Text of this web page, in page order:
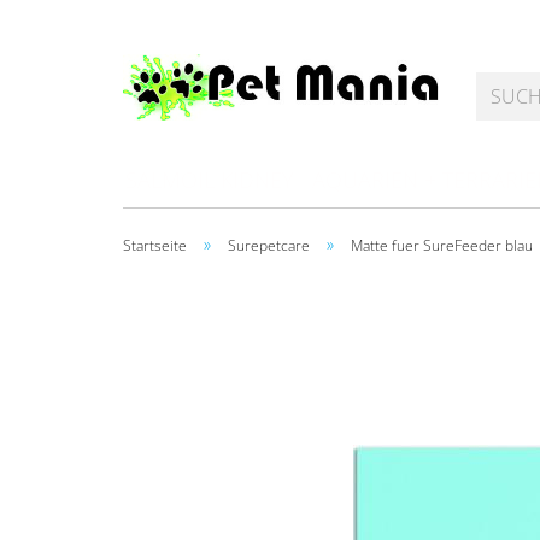
Startseite » Surepetcare » Matte fuer SureFeeder blau